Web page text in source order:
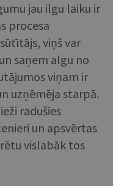
jau ilgu laiku ir
procesa
viņš var
saņem algu no
viņam ir
uzņēmēja starpā.
radušies
un apsvērtas
vislabāk tos